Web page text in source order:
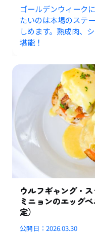
ゴールデンウィーク
たいのは本場のステ
しめます。熟成肉、
堪能！
ウルフギャング・
ミニョンのエッグ
定）
公開日：2026.03.30